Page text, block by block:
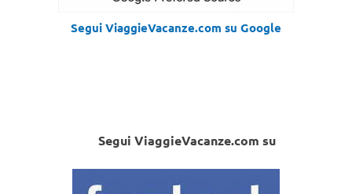
Segui ViaggieVacanze.com su Google
Segui ViaggieVacanze.com su